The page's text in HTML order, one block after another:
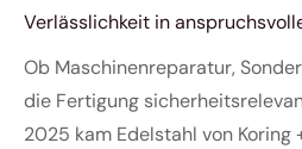
Verlässlichkeit in
Ob Maschinenreparatur,
die Fertigung
2025 kam Edelstahl von Koring